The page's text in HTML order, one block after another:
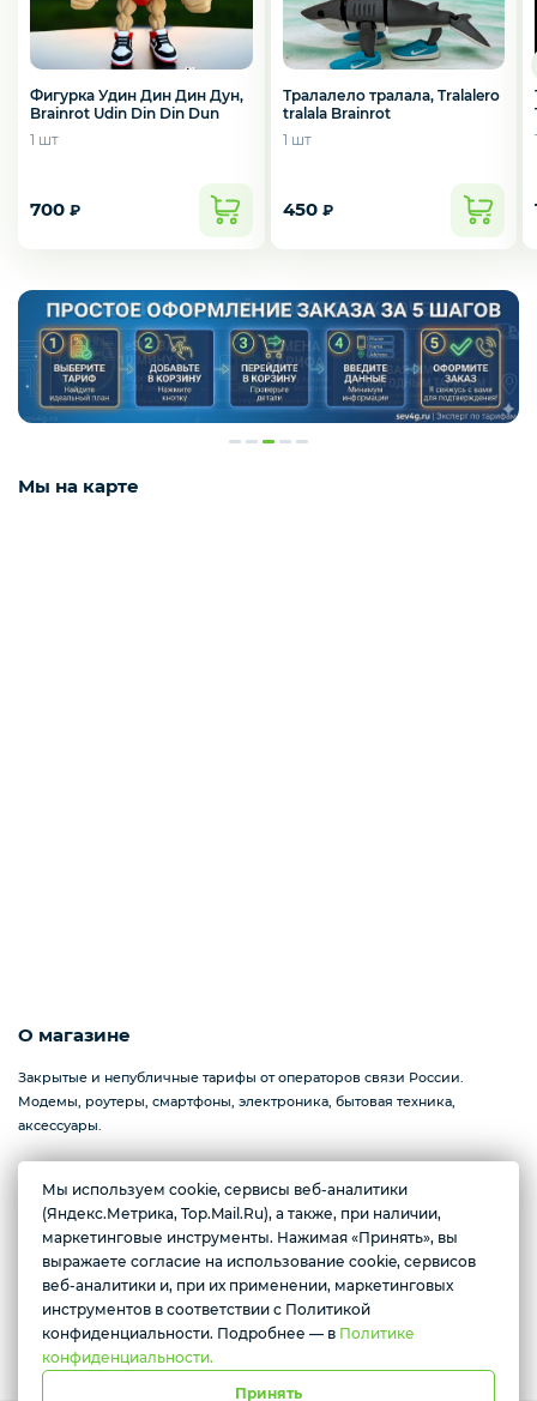
Фигурка Удин Дин Дин Дун,
Brainrot Udin Din Din Dun
1 шт
700 ₽
Тралалело тралала, Tralalero
tralala Brainrot
1 шт
450 ₽
Мы на карте
О магазине
Закрытые и непубличные тарифы от операторов связи России.
Модемы, роутеры, смартфоны, электроника, бытовая техника,
аксессуары.
Севастополь, проспект Генерала Острякова, 233
Ежедневно с 10:00 до 17:00
Условия доставки
Мы используем cookie, сервисы веб-аналитики
(Яндекс.Метрика, Top.Mail.Ru), а также, при наличии,
маркетинговые инструменты. Нажимая «Принять», вы
выражаете согласие на использование cookie, сервисов
веб-аналитики и, при их применении, маркетинговых
инструментов в соответствии с Политикой
конфиденциальности. Подробнее — в Политике
конфиденциальности.
Принять
Желаете подозвать сотрудника
Да Нет